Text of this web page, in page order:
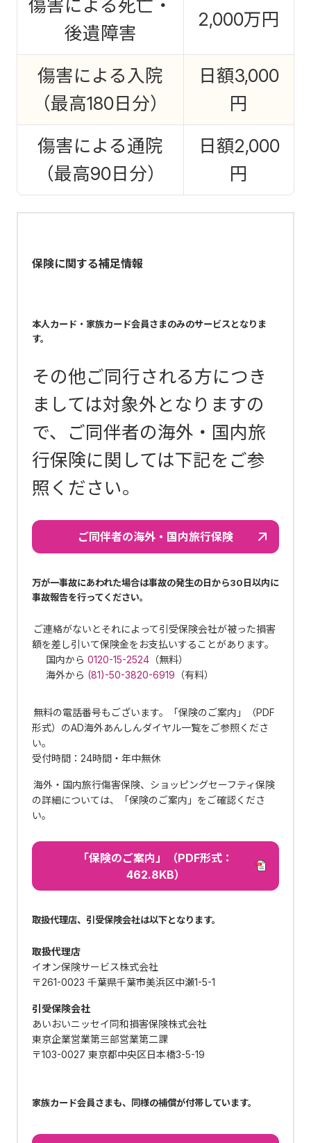
傷害による死亡・
後遺障害
2,000万円
傷害による入院
（最高180日分）
日額3,000
円
傷害による通院
（最高90日分）
日額2,000
円
保険に関する補足情報
本人カード・家族カード会員さまのみのサービスとなりま
す。
その他ご同行される方につき
ましては対象外となりますの
で、ご同伴者の海外・国内旅
行保険に関しては下記をご参
照ください。
ご同伴者の海外・国内旅行保険
万が一事故にあわれた場合は事故の発生の日から30日以内に
事故報告を行ってください。
ご連絡がないとそれによって引受保険会社が被った損害
額を差し引いて保険金をお支払いすることがあります。
国内から 0120-15-2524（無料）
海外から (81)-50-3820-6919 （有料）
無料の電話番号もございます。「保険のご案内」（PDF
形式）のAD海外あんしんダイヤル一覧をご参照くださ
い。
受付時間：24時間・年中無休
海外・国内旅行傷害保険、ショッピングセーフティ保険
の詳細については、「保険のご案内」をご確認くださ
い。
「保険のご案内」（PDF形式：
462.8KB）
取扱代理店、引受保険会社は以下となります。
取扱代理店
イオン保険サービス株式会社
〒261-0023 千葉県千葉市美浜区中瀬1-5-1
引受保険会社
あいおいニッセイ同和損害保険株式会社
東京企業営業第三部営業第二課
〒103-0027 東京都中央区日本橋3-5-19
家族カード会員さまも、同様の補償が付帯しています。